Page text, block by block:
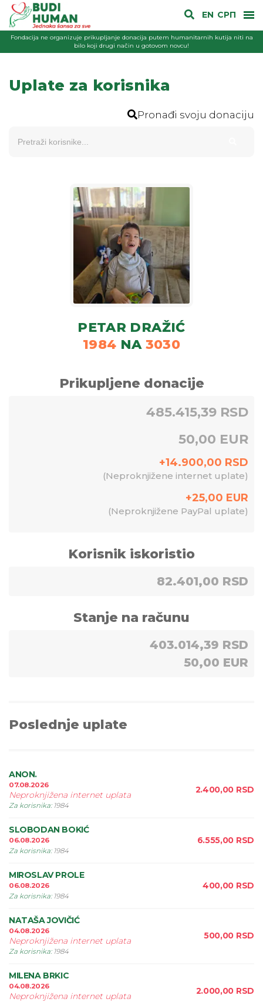
EN СРП
Fondacija ne organizuje prikupljanje donacija putem humanitarnih kutija niti na
bilo koji drugi način u gotovom novcu!
Uplate za korisnika
Pronađi svoju donaciju
PETAR DRAŽIĆ
1984 NA 3030
Prikupljene donacije
485.415,39 RSD
50,00 EUR
+14.900,00 RSD
(Neproknjižene internet uplate)
+25,00 EUR
(Neproknjižene PayPal uplate)
Korisnik iskoristio
82.401,00 RSD
Stanje na računu
403.014,39 RSD
50,00 EUR
Poslednje uplate
ANON.
07.08.2026
Neproknjižena internet uplata
Za korisnika: 1984
2.400,00 RSD
SLOBODAN BOKIĆ
06.08.2026
Za korisnika: 1984
6.555,00 RSD
MIROSLAV PROLE
06.08.2026
Za korisnika: 1984
400,00 RSD
NATAŠA JOVIČIĆ
04.08.2026
Neproknjižena internet uplata
Za korisnika: 1984
500,00 RSD
MILENA BRKIC
04.08.2026
Neproknjižena internet uplata 2.000,00 RSD